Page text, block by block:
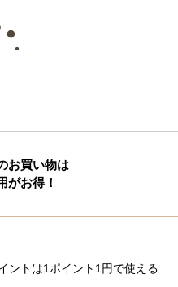
お買い物は
がお得！
ントは1ポイント1円で使える